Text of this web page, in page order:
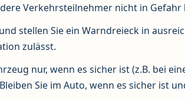
Verkehrsteilnehmer nicht in
stellen Sie ein Warndreieck in
zulässt.
nur, wenn es sicher ist (z.B. bei
Sie im Auto, wenn es sicher ist